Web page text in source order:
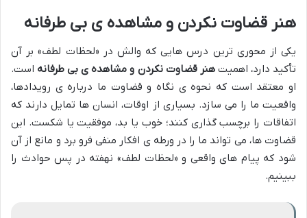
هنر قضاوت نکردن و مشاهده ی بی طرفانه
یکی از محوری ترین درس هایی که والش در «لحظات لطف» بر آن
تأکید دارد، اهمیتهنر قضاوت نکردن و مشاهده ی بی طرفانه است.
او معتقد است که نحوه ی نگاه و قضاوت ما درباره ی رویدادها،
واقعیت ما را می سازد. بسیاری از اوقات، انسان ها تمایل دارند که
اتفاقات را برچسب گذاری کنند؛ خوب یا بد، موفقیت یا شکست. این
قضاوت ها، می تواند ما را در ورطه ی افکار منفی فرو برد و مانع از آن
شود که پیام های واقعی و «لحظات لطف» نهفته در پس حوادث را
ببینیم.